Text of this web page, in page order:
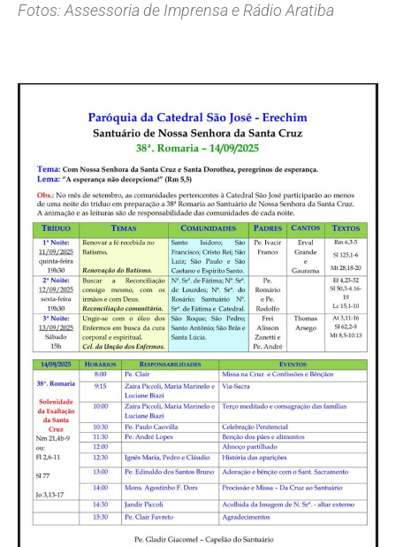
Fotos: Assessoria de Imprensa e Rádio Aratiba